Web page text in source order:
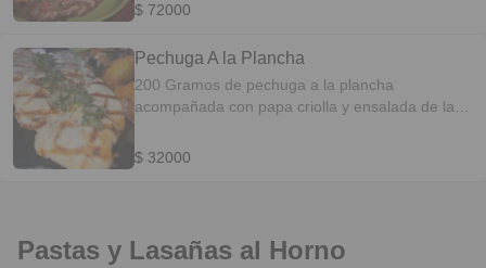
$ 72000
Pechuga A la Plancha
200 Gramos de pechuga a la plancha
acompañada con papa criolla y ensalada de la
$ 32000
Pastas y Lasañas al Horno